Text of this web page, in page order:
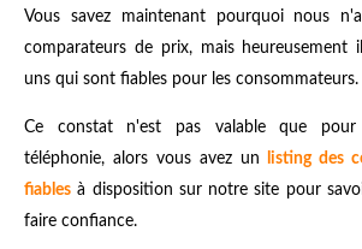
Vous savez maintenant pourquoi nous
comparateurs de prix, mais heureusement
uns qui sont fiables pour les consommateurs.
Ce constat n'est pas valable que pour
téléphonie, alors vous avez un
listing des
fiables à disposition sur notre site pour
faire confiance.